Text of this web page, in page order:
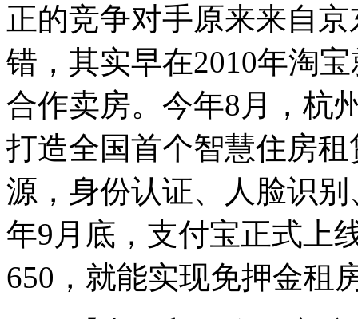
正的竞争对手原来来自
错，其实早在2010年淘
合作卖房。今年8月，杭
打造全国首个智慧住房
源，身份认证、人脸识
年9月底，支付宝正式上
650，就能实现免押金租